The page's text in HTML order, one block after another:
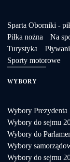
Sparta Oborniki -
Piłka nożna
Na
Turystyka
Sporty motorowe
WYBORY
Wybory Prezydenta
Wybory do sejmu
Wybory do
Wybory
Wybory do sejmu